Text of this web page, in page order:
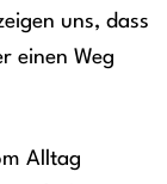
uns, dass
einen Weg
Alltag